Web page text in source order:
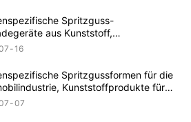
Spritzguss-
aus Kunststoff,
für Tesla
16
Spritzgussformen für die
Kunststoffprodukte für
07